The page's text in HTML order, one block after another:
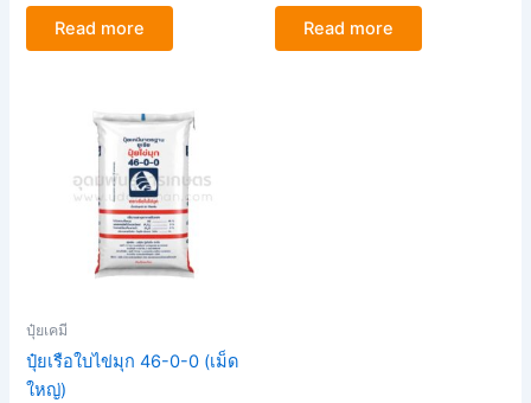
Read more Read more
ปุ๋ยเคมี
ปุ๋ยเรือใบไข่มุก 46-0-0 (เม็ด
ใหญ่)